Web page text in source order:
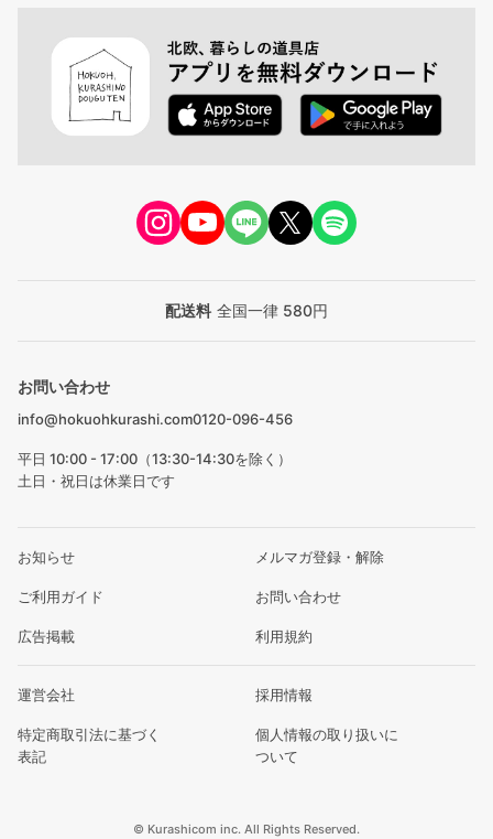
配送料 全国一律 580円
お問い合わせ
info@hokuohkurashi.com0120-096-456
平日 10:00 - 17:00（13:30-14:30を除く）
土日・祝日は休業日です
お知らせ メルマガ登録・解除
ご利用ガイド お問い合わせ
広告掲載 利用規約
運営会社 採用情報
特定商取引法に基づく
表記
個人情報の取り扱いに
ついて
© Kurashicom inc. All Rights Reserved.